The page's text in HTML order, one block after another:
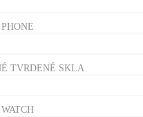
TVRDENÉ SKLA